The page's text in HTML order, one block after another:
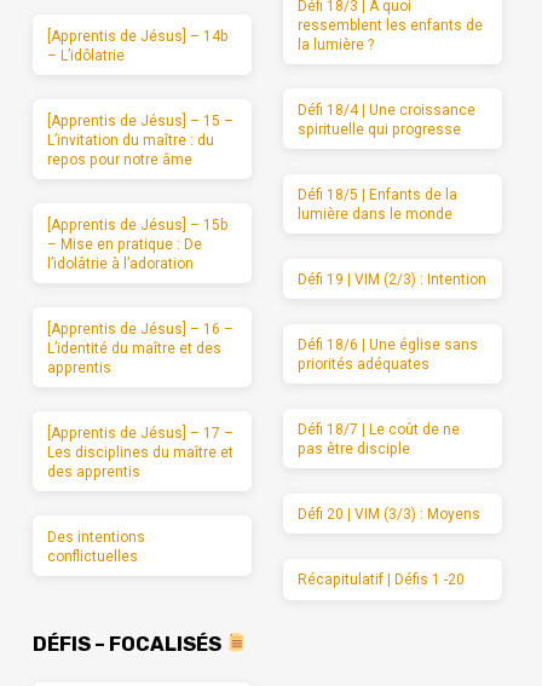
[Apprentis de Jésus] – 14b
– L’idôlatrie
[Apprentis de Jésus] – 15 –
L’invitation du maître : du
repos pour notre âme
[Apprentis de Jésus] – 15b
– Mise en pratique : De
l’idolâtrie à l’adoration
[Apprentis de Jésus] – 16 –
L’identité du maître et des
apprentis
[Apprentis de Jésus] – 17 –
Les disciplines du maître et
des apprentis
Des intentions
conflictuelles
Défi 18/3 | A quoi
ressemblent les enfants de
la lumière ?
Défi 18/4 | Une croissance
spirituelle qui progresse
Défi 18/5 | Enfants de la
lumière dans le monde
Défi 19 | VIM (2/3) : Intention
Défi 18/6 | Une église sans
priorités adéquates
Défi 18/7 | Le coût de ne
pas être disciple
Défi 20 | VIM (3/3) : Moyens
Récapitulatif | Défis 1 -20
DÉFIS – FOCALISÉS